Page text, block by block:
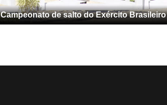
Campeonato de salto do Exército Brasileiro